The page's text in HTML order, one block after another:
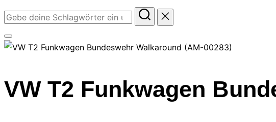
Suchen
Seitenleiste
umschalten
VW T2 Funkwagen